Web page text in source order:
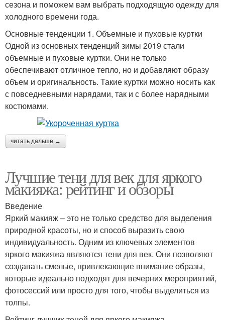
сезона и поможем вам выбрать подходящую одежду для
холодного времени года.
Основные тенденции 1. Объемные и пуховые куртки
Одной из основных тенденций зимы 2019 стали
объемные и пуховые куртки. Они не только
обеспечивают отличное тепло, но и добавляют образу
объем и оригинальность. Такие куртки можно носить как
с повседневными нарядами, так и с более нарядными
костюмами.
читать дальше →
Лучшие тени для век для яркого
макияжа: рейтинг и обзоры
Введение
Яркий макияж – это не только средство для выделения
природной красоты, но и способ выразить свою
индивидуальность. Одним из ключевых элементов
яркого макияжа являются тени для век. Они позволяют
создавать смелые, привлекающие внимание образы,
которые идеально подходят для вечерних мероприятий,
фотосессий или просто для того, чтобы выделиться из
толпы.